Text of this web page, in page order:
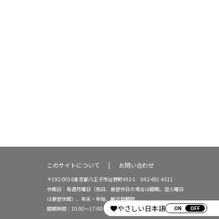
やさしい日本語 ON
このサイトについて お問い合わせ
〒192-0016東京都八王子市谷野町492-1 042-691-4511
休館日：毎週月曜日（祝日、振替休日の場合は開館。翌火曜日
は振替休館）、年末・年始、展示替期間
開館時間：10:00～17:00（16:30受付終了）